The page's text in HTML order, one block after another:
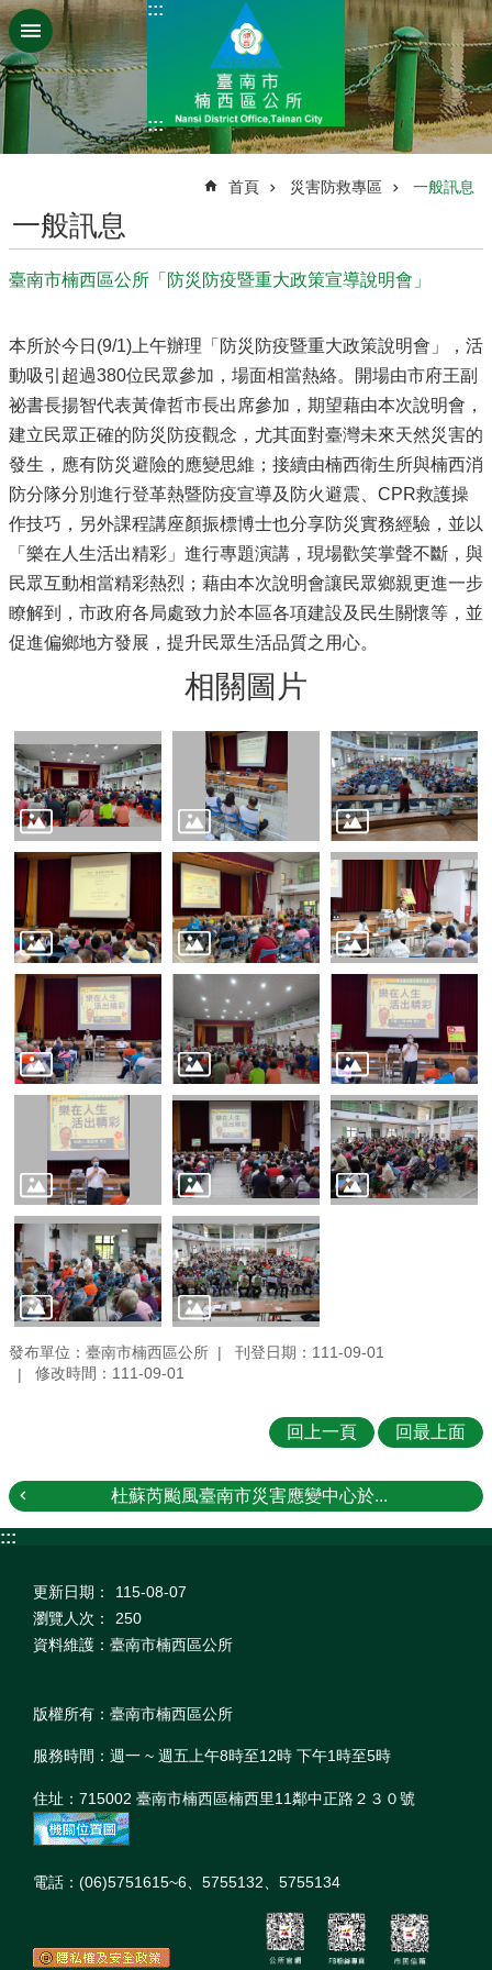
跳到主要內容區塊
:::
:::
首頁 災害防救專區 一般訊息
一般訊息
臺南市楠西區公所「防災防疫暨重大政策宣導說明會」
本所於今日(9/1)上午辦理「防災防疫暨重大政策說明會」，活
動吸引超過380位民眾參加，場面相當熱絡。開場由市府王副
祕書長揚智代表黃偉哲市長出席參加，期望藉由本次說明會，
建立民眾正確的防災防疫觀念，尤其面對臺灣未來天然災害的
發生，應有防災避險的應變思維；接續由楠西衛生所與楠西消
防分隊分別進行登革熱暨防疫宣導及防火避震、CPR救護操
作技巧，另外課程講座顏振標博士也分享防災實務經驗，並以
「樂在人生活出精彩」進行專題演講，現場歡笑掌聲不斷，與
民眾互動相當精彩熱烈；藉由本次說明會讓民眾鄉親更進一步
瞭解到，市政府各局處致力於本區各項建設及民生關懷等，並
促進偏鄉地方發展，提升民眾生活品質之用心。
相關圖片
發布單位：臺南市楠西區公所
刊登日期：111-09-01
修改時間：111-09-01
回上一頁 回最上面
杜蘇芮颱風臺南市災害應變中心於...
:::
更新日期：
115-08-07
瀏覽人次：
250
資料維護：臺南市楠西區公所
版權所有：臺南市楠西區公所
服務時間：週一 ~ 週五上午8時至12時 下午1時至5時
住址：715002 臺南市楠西區楠西里11鄰中正路２３０號
電話：(06)5751615~6、5755132、5755134